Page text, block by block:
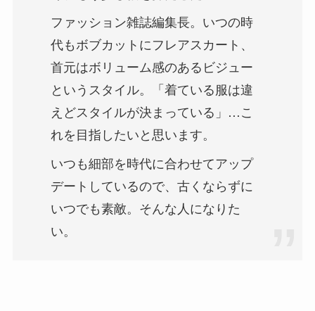
ファッション雑誌編集長。いつの時
代もボブカットにフレアスカート、
首元はボリューム感のあるビジュー
というスタイル。「着ている服は違
えどスタイルが決まっている」…こ
れを目指したいと思います。
いつも細部を時代に合わせてアップ
デートしているので、古くならずに
いつでも素敵。そんな人になりた
い。